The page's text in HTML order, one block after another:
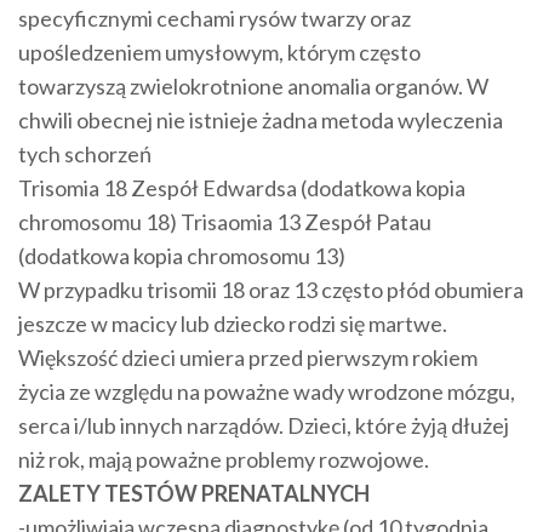
specyficznymi cechami rysów twarzy oraz
upośledzeniem umysłowym, którym często
towarzyszą zwielokrotnione anomalia organów. W
chwili obecnej nie istnieje żadna metoda wyleczenia
tych schorzeń
Trisomia 18 Zespół Edwardsa (dodatkowa kopia
chromosomu 18) Trisaomia 13 Zespół Patau
(dodatkowa kopia chromosomu 13)
W przypadku trisomii 18 oraz 13 często płód obumiera
jeszcze w macicy lub dziecko rodzi się martwe.
Większość dzieci umiera przed pierwszym rokiem
życia ze względu na poważne wady wrodzone mózgu,
serca i/lub innych narządów. Dzieci, które żyją dłużej
niż rok, mają poważne problemy rozwojowe.
ZALETY TESTÓW PRENATALNYCH